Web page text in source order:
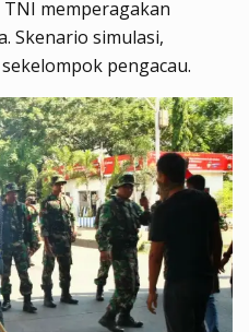
memperagakan
Skenario simulasi,
pengacau.